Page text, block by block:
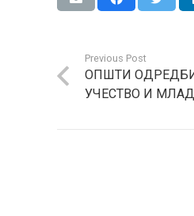
Previous Post
ОПШТИ
УЧЕСТВО И